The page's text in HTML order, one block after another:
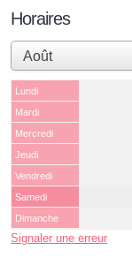
Horaires
Lundi
Mardi
Mercredi
Jeudi
Vendredi
Samedi
Dimanche
Signaler une erreur